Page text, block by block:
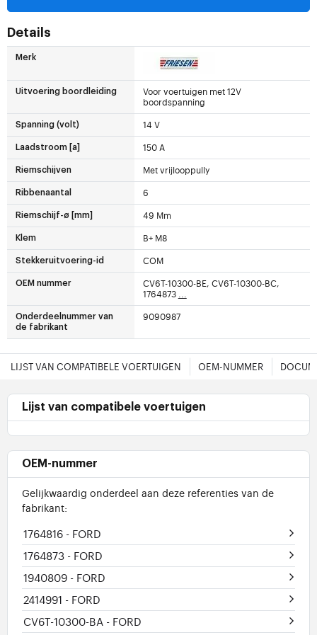
Details
Merk
Uitvoering boordleiding
Voor voertuigen met 12V
boordspanning
Spanning (volt) 14 V
Laadstroom [a] 150 A
Riemschijven Met vrijlooppully
Ribbenaantal 6
Riemschijf-ø [mm] 49 Mm
Klem B+ M8
Stekkeruitvoering-id COM
OEM nummer
CV6T-10300-BE, CV6T-10300-BC,
1764873
Onderdeelnummer van
de fabrikant
9090987
LIJST VAN COMPATIBELE VOERTUIGEN OEM-NUMMER
Lijst van compatibele voertuigen
OEM-nummer
Gelijkwaardig onderdeel aan deze referenties van de
fabrikant:
1764816 - FORD
1764873 - FORD
1940809 - FORD
2414991 - FORD
CV6T-10300-BA - FORD